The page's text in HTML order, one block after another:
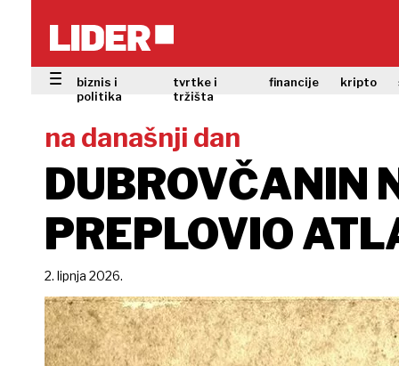
biznis i
politika
tvrtke i
tržišta
financije kripto
na današnji dan
DUBROVČANIN
PREPLOVIO
2. lipnja 2026.